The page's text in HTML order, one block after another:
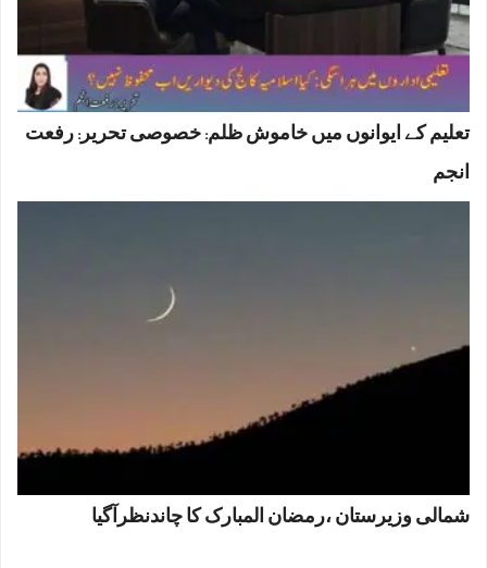
تعلیم کے ایوانوں میں خاموش ظلم: خصوصی تحریر: رفعت
انجم
شمالی وزیرستان ،رمضان المبارک کا چاندنظرآگیا